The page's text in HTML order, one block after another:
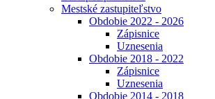
Mestské zastupiteľstvo
Obdobie 2022 - 2026
Zápisnice
Uznesenia
Obdobie 2018 - 2022
Zápisnice
Uznesenia
Obdobie 2014 - 2018